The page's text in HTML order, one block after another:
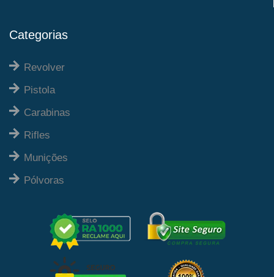
Categorias
Revolver
Pistola
Carabinas
Rifles
Munições
Pólvoras